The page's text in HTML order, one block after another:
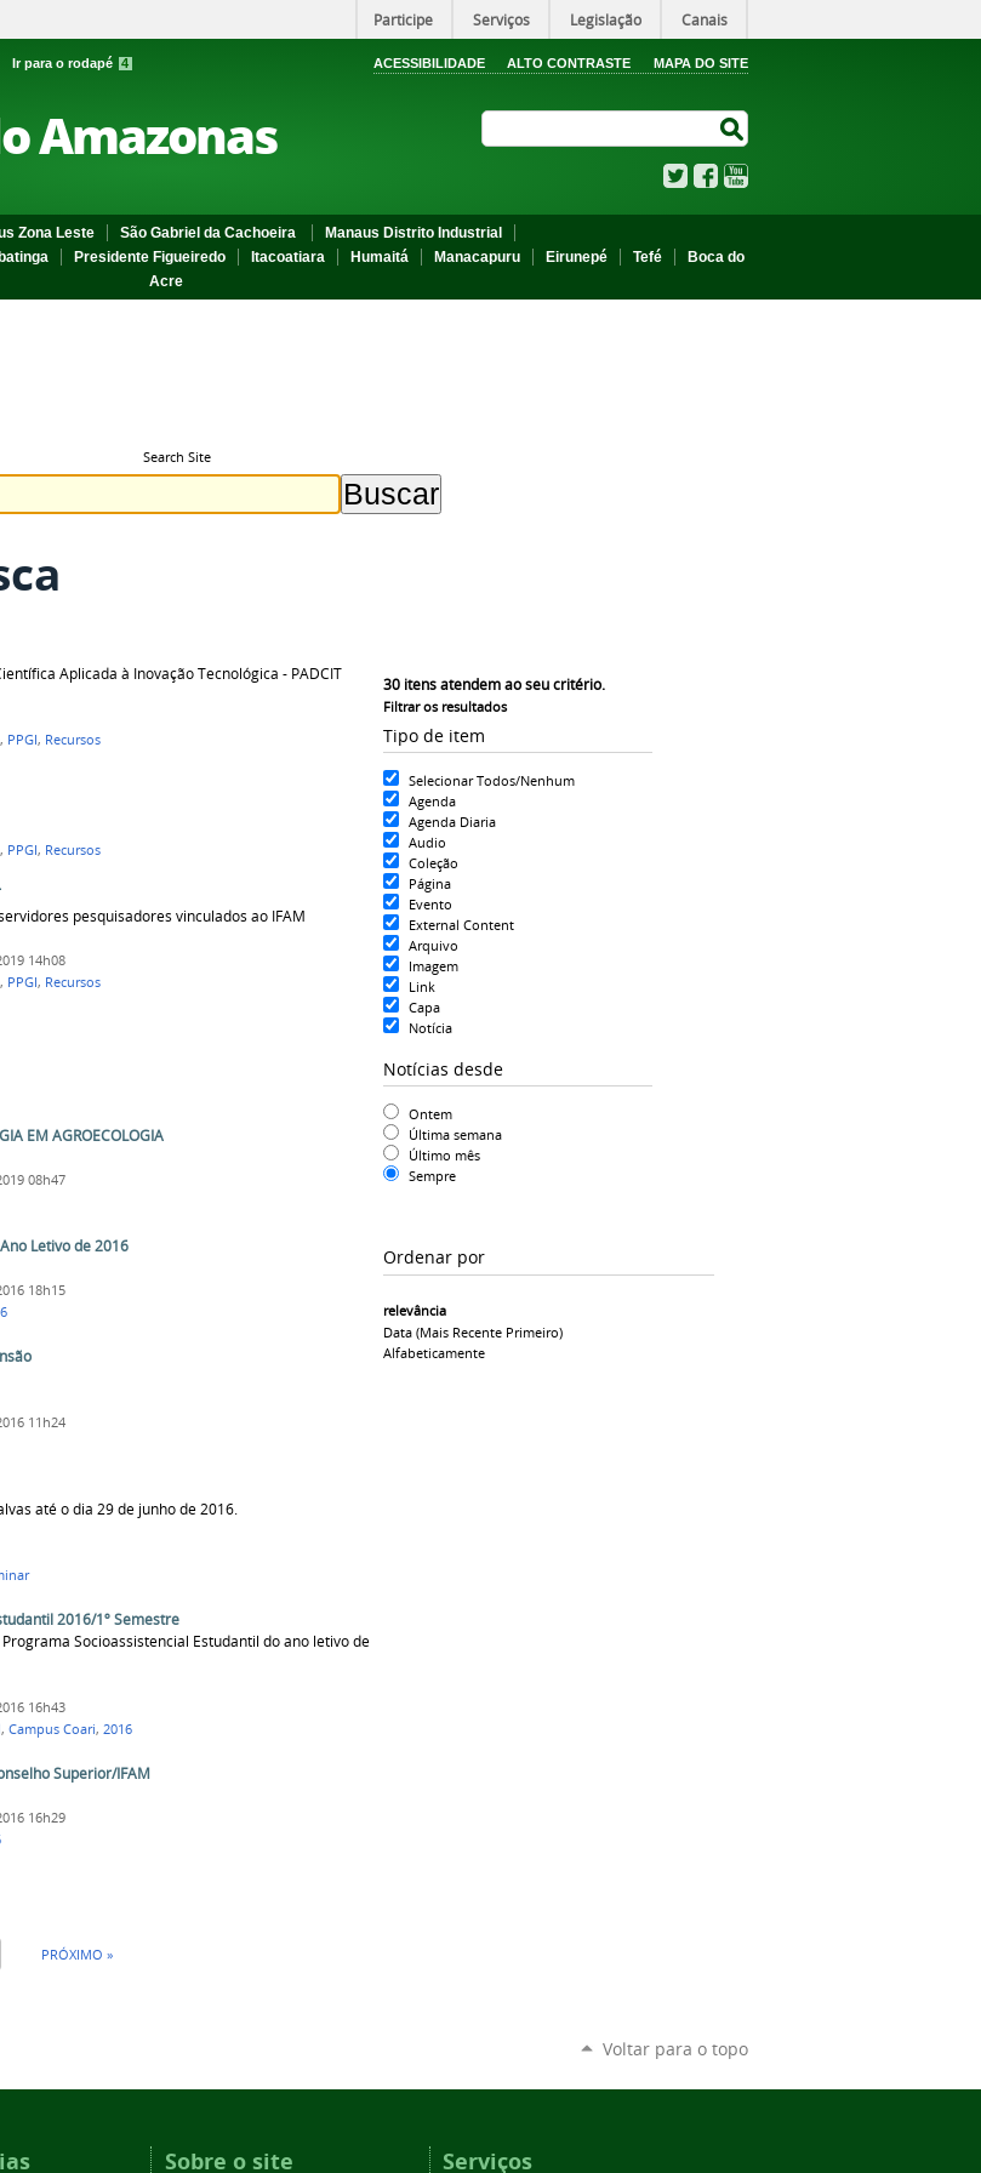
Participe Serviços Legislação Canais
Ir para o rodapé 4 ACESSIBILIDADE ALTO CONTRASTE MAPA DO SITE
Amazonas
TwitterFacebook
Zona Leste São Gabriel da Cachoeira
Manaus Distrito Industrial
Presidente Figueiredo Itacoatiara Humaitá Manacapuru Eirunepé Tefé
Boca do
Acre
Search Site
30itens atendem ao seu critério.
Filtrar os resultados
Tipo de item
Selecionar Todos/Nenhum
Agenda
Agenda Diaria
Audio
Coleção
Página
Evento
External Content
Arquivo
Imagem
Link
Capa
Notícia
Notícias desde
Ontem
Última semana
Último mês
Sempre
Ordenar por
relevância
Data (mais Recente Primeiro)
Alfabeticamente
Aplicada à Inovação Tecnológica - PADCIT
, PPGI, Recursos
, PPGI, Recursos
pesquisadores vinculados ao IFAM
14h08
, PPGI, Recursos
EM AGROECOLOGIA
08h47
Letivo de 2016
18h15
11h24
até o dia 29 de junho de 2016.
2016/1º Semestre
Socioassistencial Estudantil do ano letivo de
16h43
, Campus Coari, 2016
Superior/IFAM
16h29
PRÓXIMO »
Voltar para o topo
Sobre o site Serviços